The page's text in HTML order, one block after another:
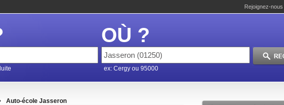
Rejoignez-
OÙ ?
ex: Cergy ou 95000
Auto-école Jasseron